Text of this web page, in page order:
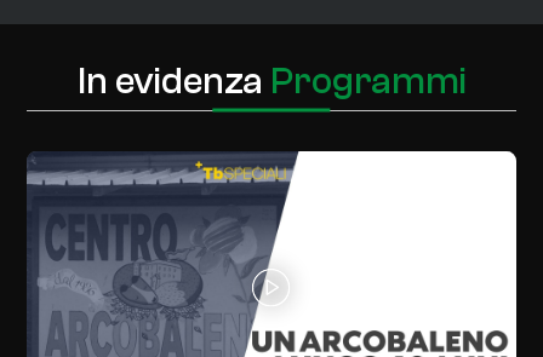
In evidenza Programmi